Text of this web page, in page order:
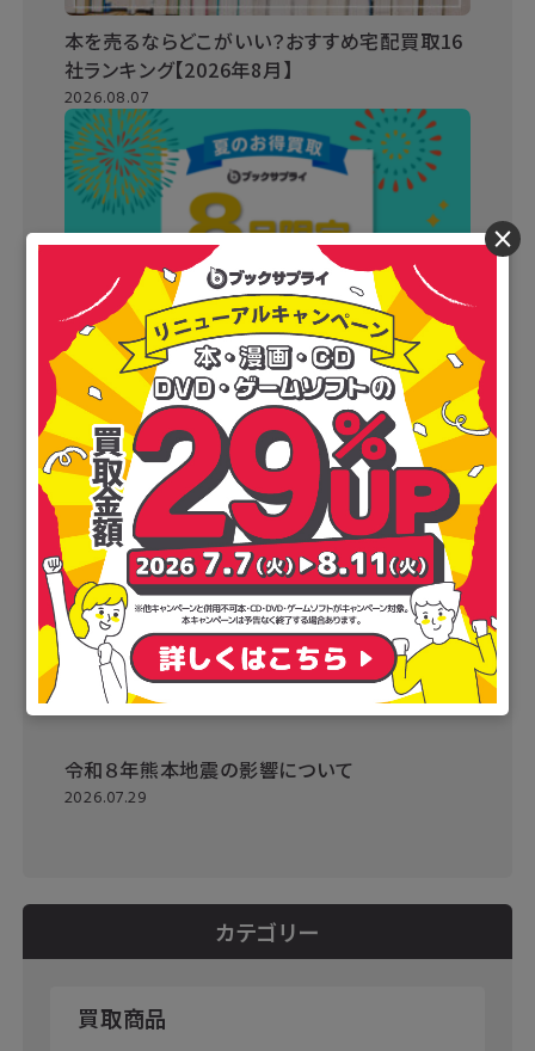
本を売るならどこがいい？おすすめ宅配買取16
社ランキング【2026年8月】
2026.08.07
ブックサプライキャンペーンまとめ情報【2026
年最新】買取金額がさらにUPするチャンス！
2026.07.31
令和８年熊本地震の影響について
2026.07.29
カテゴリー
買取商品
×